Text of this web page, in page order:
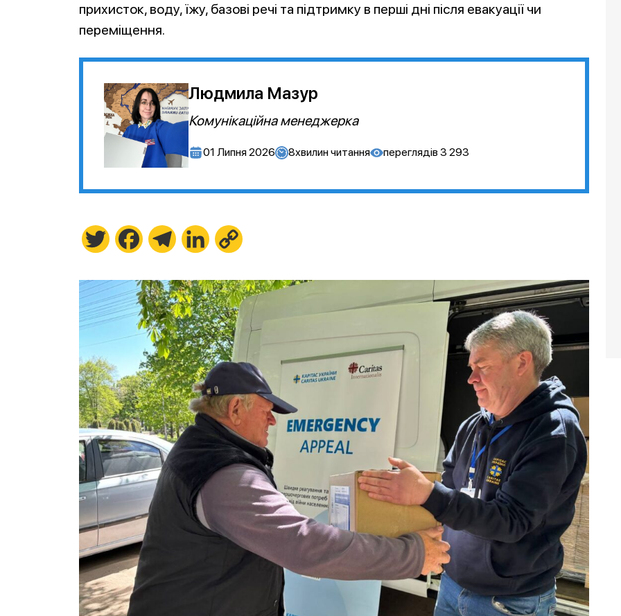
прихисток, воду, їжу, базові речі та підтримку в перші дні після евакуації чи
переміщення.
Людмила Мазур
Комунікаційна менеджерка
01 Липня 2026 8хвилин читання переглядів 3 293
Twitter FacebookTelegramLinkedIn